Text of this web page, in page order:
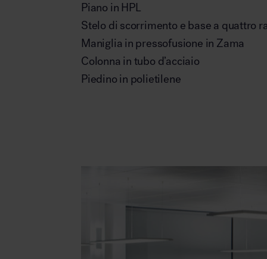
Piano in HPL
Stelo di scorrimento e base a quattro
Maniglia in pressofusione in Zama
Colonna in tubo d’acciaio
Piedino in polietilene